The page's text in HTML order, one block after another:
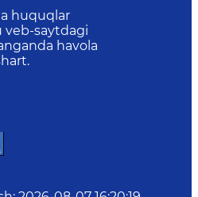
huquqlar
veb-saytdagi
havola